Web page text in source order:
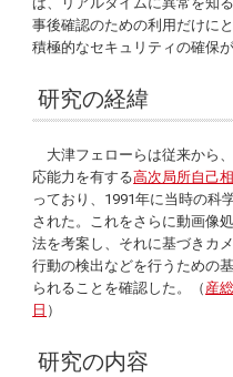
事後確認のための利用だけに
積極的なセキュリティの確保が
研究の経緯
大津フェローらは従来から
応能力を有する高次局所自己
っており、1991年に当時の科
された。これをさらに動画像
法を考案し、それに基づきカ
行動の検出などを行うための
られることを確認した。（ 産
日 ）
研究の内容